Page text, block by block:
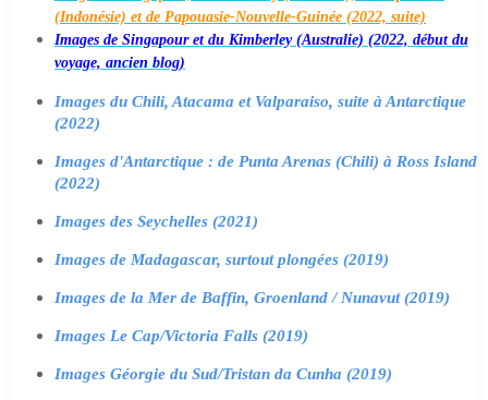
(Indonésie) et de Papouasie-Nouvelle-Guinée (2022, suite)
Images de Singapour et du Kimberley (Australie) (2022, début du
voyage, ancien blog)
Images du Chili, Atacama et Valparaiso, suite à Antarctique
(2022)
Images d'Antarctique : de Punta Arenas (Chili) à Ross Island
(2022)
Images des Seychelles (2021)
Images de Madagascar, surtout plongées (2019)
Images de la Mer de Baffin, Groenland / Nunavut (2019)
Images Le Cap/Victoria Falls (2019)
Images Géorgie du Sud/Tristan da Cunha (2019)